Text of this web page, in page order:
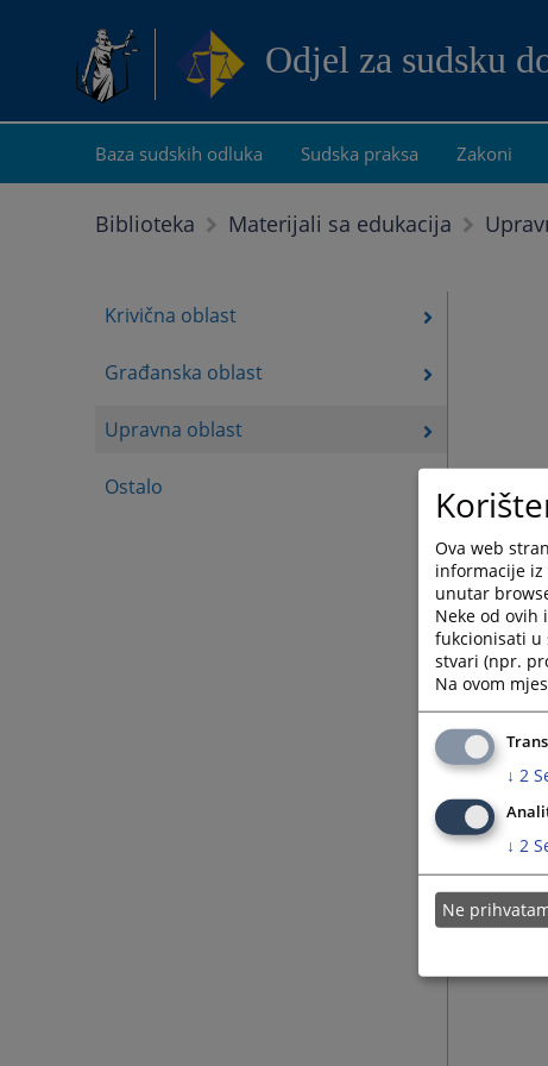
Odjel za sudsku
Baza sudskih odluka Sudska praksa Zakoni
Biblioteka Materijali sa edukacija
Krivična oblast
Građanska oblast
Upravna oblast
Ostalo
Ova web
informacije iz
unutar
Neke od
fukcionisati u
stvari (npr.
Na ovom
↓ 2
↓ 2
Ne